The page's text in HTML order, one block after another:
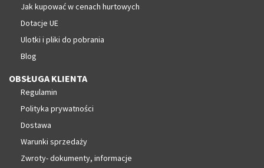
Jak kupować w cenach hurtowych
Dotacje UE
Ulotki i pliki do pobrania
Blog
OBSŁUGA KLIENTA
Regulamin
Polityka prywatności
Dostawa
Warunki sprzedaży
Zwroty- dokumenty, informacje